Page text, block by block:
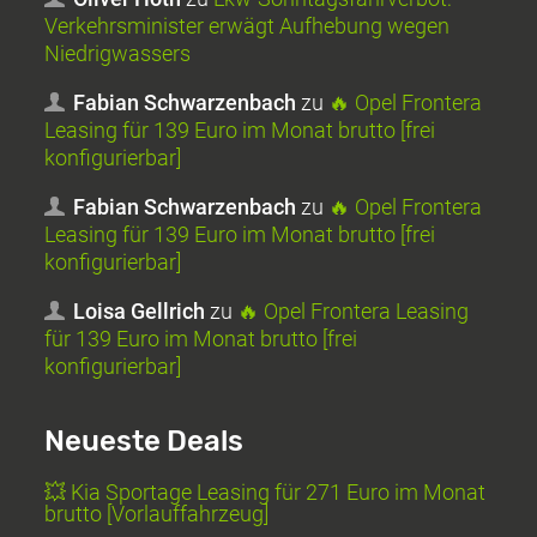
Verkehrsminister erwägt Aufhebung wegen
Niedrigwassers
Fabian Schwarzenbach zu 🔥 Opel Frontera
Leasing für 139 Euro im Monat brutto [frei
konfigurierbar]
Fabian Schwarzenbach zu 🔥 Opel Frontera
Leasing für 139 Euro im Monat brutto [frei
konfigurierbar]
Loisa Gellrich zu 🔥 Opel Frontera Leasing
für 139 Euro im Monat brutto [frei
konfigurierbar]
Neueste Deals
💥 Kia Sportage Leasing für 271 Euro im Monat
brutto [Vorlauffahrzeug]